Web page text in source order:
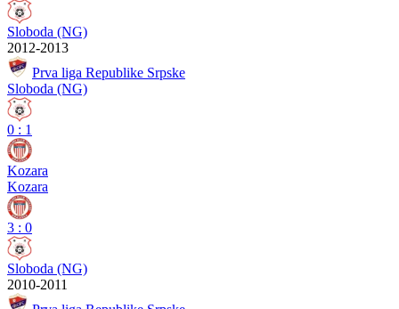
Sloboda (NG)
2012-2013
Prva liga Republike Srpske
Sloboda (NG)
0 : 1
Kozara
Kozara
3 : 0
Sloboda (NG)
2010-2011